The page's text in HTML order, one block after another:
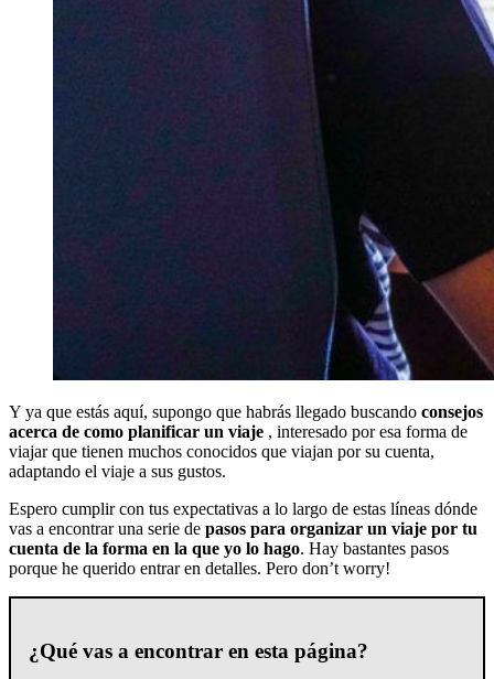
Y ya que estás aquí, supongo que habrás llegado buscando consejos
acerca de como planificar un viaje , interesado por esa forma de
viajar que tienen muchos conocidos que viajan por su cuenta,
adaptando el viaje a sus gustos.
Espero cumplir con tus expectativas a lo largo de estas líneas dónde
vas a encontrar una serie de pasos para organizar un viaje por tu
cuenta de la forma en la que yo lo hago. Hay bastantes pasos
porque he querido entrar en detalles. Pero don’t worry!
¿Qué vas a encontrar en esta página?